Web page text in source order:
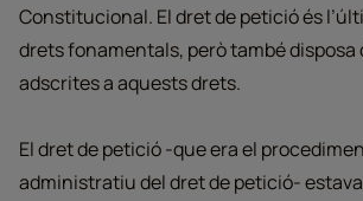
Constitucional. El dret de petició és
drets fonamentals, però també disposa
adscrites a aquests drets.
El dret de petició -que era el
administratiu del dret de petició-